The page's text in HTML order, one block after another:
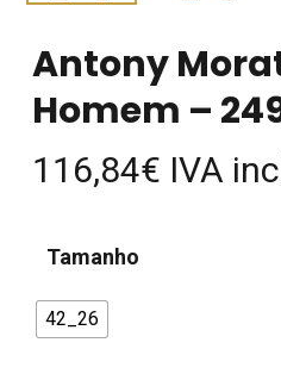
Antony
Homem –
116,84€ IVA
Tamanho
42_26